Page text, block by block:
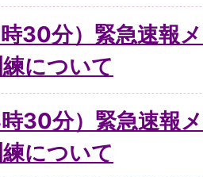
時30分）緊急速報
について
時30分）緊急速報
について